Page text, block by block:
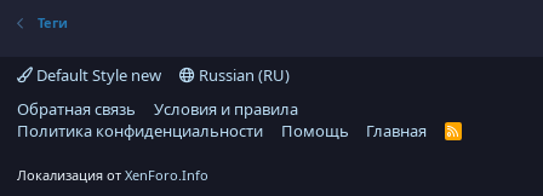
Теги
Default Style new
Russian (RU)
Обратная связь
Условия и правила
Политика конфиденциальности
Помощь Главная
R
Локализация от XenForo.Info